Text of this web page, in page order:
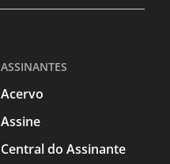
ASSINANTES
Acervo
Assine
Central do Assinante